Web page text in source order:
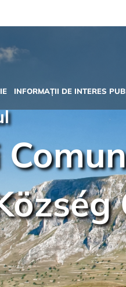
INFORMAȚII DE INTERES